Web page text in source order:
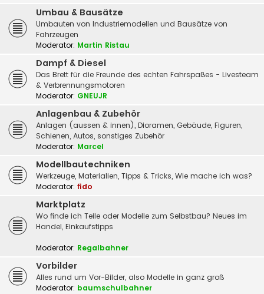
Umbau & Bausätze
Umbauten von Industriemodellen und Bausätze von
Fahrzeugen
Moderator: Martin Ristau
Dampf & Diesel
Das Brett für die Freunde des echten Fahrspaßes - Livesteam
& Verbrennungsmotoren
Moderator: GNEUJR
Anlagenbau & Zubehör
Anlagen (aussen & innen), Dioramen, Gebäude, Figuren,
Schienen, Autos, sonstiges Zubehör
Moderator: Marcel
Modellbautechniken
Werkzeuge, Materialien, Tipps & Tricks, Wie mache ich was?
Moderator: fido
Marktplatz
Wo finde ich Teile oder Modelle zum Selbstbau? Neues im
Handel, Einkaufstipps
Moderator: Regalbahner
Vorbilder
Alles rund um Vor-Bilder, also Modelle in ganz groß
Moderator: baumschulbahner